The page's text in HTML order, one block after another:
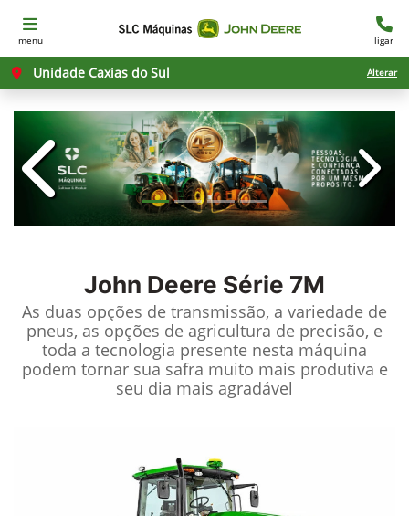
menu ligar
Unidade Caxias do Sul Alterar
templates.template-
John Deere Série 7M
As duas opções de transmissão, a variedade de
pneus, as opções de agricultura de precisão, e
toda a tecnologia presente nesta máquina
podem tornar sua safra muito mais produtiva e
seu dia mais agradável